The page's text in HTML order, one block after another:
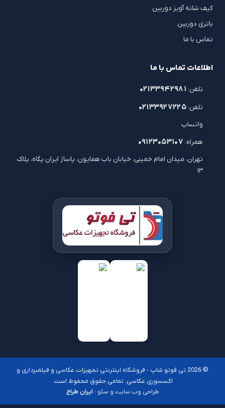
کیف شانه آویز دوربین
باتری دوربین
تماس با ما
اطلاعات تماس با ما
تلفن: ۰۲۱۳۳۹۴۲۹۸۱
تلفن: ۰۲۱۳۳۹۲۷۲۲۵
واتساپ
همراه: ۰۹۱۲۳۰۵۳۱۰۷
تهران، میدان امام خمینی، خیابان باب همایون، پاساژ ایران پگاه، پلاک
۱۳
© 2026 تی فوتو شاپ - فروشگاه اینترنتی تجهیزات عکاسی و فیلمبرداری و
اکسسوری عکاسی. تمامی حقوق محفوظ است.
طراحی وب سایت و سئو : ایران طراح